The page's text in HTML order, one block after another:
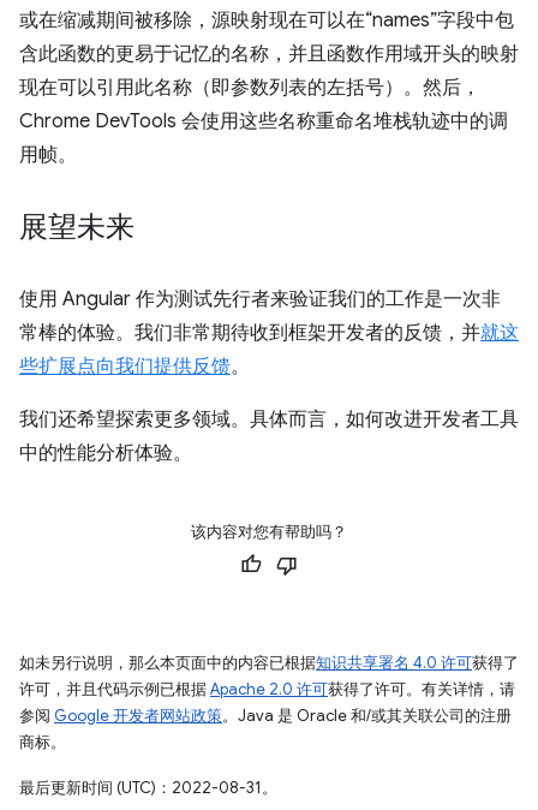
或在缩减期间被移除，源映射现在可以在“names”字段中包
含此函数的更易于记忆的名称，并且函数作用域开头的映射
现在可以引用此名称（即参数列表的左括号）。然后，
Chrome DevTools 会使用这些名称重命名堆栈轨迹中的调
用帧。
展望未来
使用 Angular 作为测试先行者来验证我们的工作是一次非
常棒的体验。我们非常期待收到框架开发者的反馈，并就这
些扩展点向我们提供反馈。
我们还希望探索更多领域。具体而言，如何改进开发者工具
中的性能分析体验。
该内容对您有帮助吗？
如未另行说明，那么本页面中的内容已根据知识共享署名 4.0 许可获得了
许可，并且代码示例已根据Apache 2.0 许可获得了许可。有关详情，请
参阅 Google 开发者网站政策。Java 是 Oracle 和/或其关联公司的注册
商标。
最后更新时间 (UTC)：2022-08-31。